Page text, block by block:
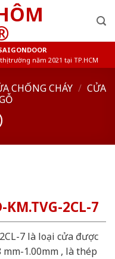
trường năm 2021 tại TP.HCM
CHỐNG CHÁY / CỬA
2CL-7
7 là loại cửa được
1.00mm , là thép